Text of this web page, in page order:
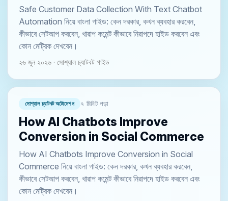
Safe Customer Data Collection With Text Chatbot
Automation নিয়ে বাংলা গাইড: কেন দরকার, কখন ব্যবহার করবেন,
কীভাবে সেটআপ করবেন, খারাপ কমেন্ট কীভাবে নিরাপদে হাইড করবেন এবং
কোন মেট্রিক দেখবেন।
২৬ জুন ২০২৬ · সোশ্যাল চ্যাটবট গাইড
সোশ্যাল চ্যাটবট অটোমেশন ৭ মিনিট পড়া
How AI Chatbots Improve
Conversion in Social Commerce
How AI Chatbots Improve Conversion in Social
Commerce নিয়ে বাংলা গাইড: কেন দরকার, কখন ব্যবহার করবেন,
কীভাবে সেটআপ করবেন, খারাপ কমেন্ট কীভাবে নিরাপদে হাইড করবেন এবং
কোন মেট্রিক দেখবেন।